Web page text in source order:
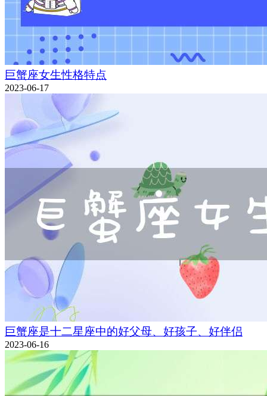
巨蟹座女生性格特点
2023-06-17
巨蟹座是十二星座中的好父母、好孩子、好伴侣
2023-06-16